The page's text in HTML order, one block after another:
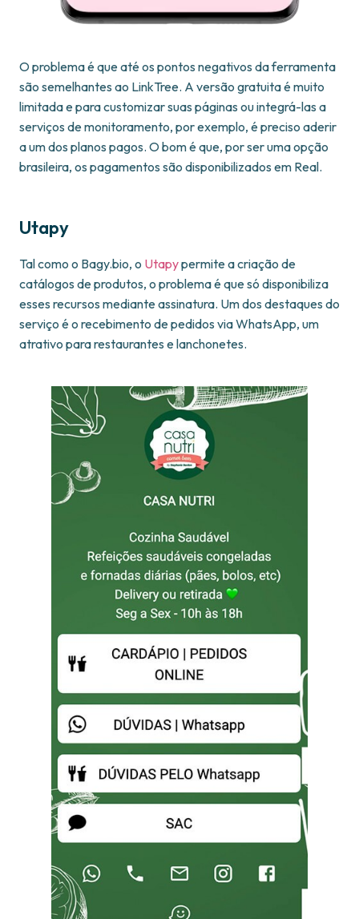
O problema é que até os pontos negativos da ferramenta
são semelhantes ao LinkTree. A versão gratuita é muito
limitada e para customizar suas páginas ou integrá-las a
serviços de monitoramento, por exemplo, é preciso aderir
a um dos planos pagos. O bom é que, por ser uma opção
brasileira, os pagamentos são disponibilizados em Real.
Utapy
Tal como o Bagy.bio, o Utapypermite a criação de
catálogos de produtos, o problema é que só disponibiliza
esses recursos mediante assinatura. Um dos destaques do
serviço é o recebimento de pedidos via WhatsApp, um
atrativo para restaurantes e lanchonetes.